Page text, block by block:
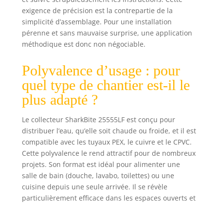
exigence de précision est la contrepartie de la
simplicité d’assemblage. Pour une installation
pérenne et sans mauvaise surprise, une application
méthodique est donc non négociable.
Polyvalence d’usage : pour
quel type de chantier est-il le
plus adapté ?
Le collecteur SharkBite 25555LF est conçu pour
distribuer l’eau, qu’elle soit chaude ou froide, et il est
compatible avec les tuyaux PEX, le cuivre et le CPVC.
Cette polyvalence le rend attractif pour de nombreux
projets. Son format est idéal pour alimenter une
salle de bain (douche, lavabo, toilettes) ou une
cuisine depuis une seule arrivée. Il se révèle
particulièrement efficace dans les espaces ouverts et